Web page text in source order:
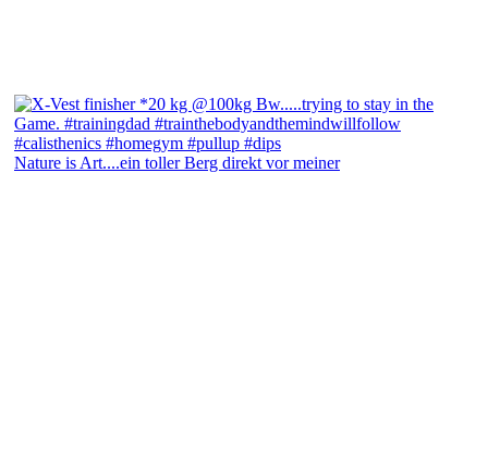
Nature is Art....ein toller Berg direkt vor meiner